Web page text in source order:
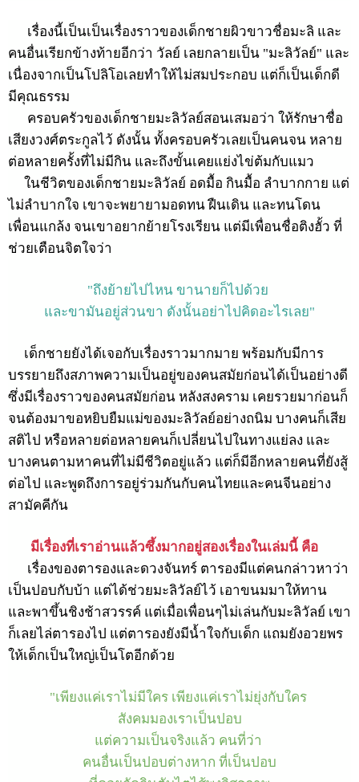
เรื่องนี้เป็นเป็นเรื่องราวของเด็กชายผิวขาวชื่อมะลิ และ
คนอื่นเรียกข้างท้ายอีกว่า วัลย์ เลยกลายเป็น "มะลิวัลย์" และ
เนื่องจากเป็นโปลิโอเลยทำให้ไม่สมประกอบ แต่ก็เป็นเด็กดี
มีคุณธรรม
ครอบครัวของเด็กชายมะลิวัลย์สอนเสมอว่า ให้รักษาชื่อ
เสียงวงศ์ตระกูลไว้ ดังนั้น ทั้งครอบครัวเลยเป็นคนจน หลาย
ต่อหลายครั้งที่ไม่มีกิน และถึงขั้นเคยแย่งไข่ต้มกับแมว
ในชีวิตของเด็กชายมะลิวัลย์ อดมื้อ กินมื้อ ลำบากกาย แต่
ไม่ลำบากใจ เขาจะพยายามอดทน ฝืนเดิน และทนโดน
เพื่อนแกล้ง จนเขาอยากย้ายโรงเรียน แต่มีเพื่อนชื่อติงฮั้ว ที่
ช่วยเตือนจิตใจว่า
"ถึงย้ายไปไหน ขานายก็ไปด้วย
และขามันอยู่ส่วนขา ดังนั้นอย่าไปคิดอะไรเลย"
เด็กชายยังได้เจอกับเรื่องราวมากมาย พร้อมกับมีการ
บรรยายถึงสภาพความเป็นอยู่ของคนสมัยก่อนได้เป็นอย่างดี
ซึ่งมีเรื่องราวของคนสมัยก่อน หลังสงคราม เคยรวยมาก่อนก็
จนต้องมาขอหยิบยืมแม่ของมะลิวัลย์อย่างถนิม บางคนก็เสีย
สติไป หรือหลายต่อหลายคนก็เปลี่ยนไปในทางแย่ลง และ
บางคนตามหาคนที่ไม่มีชีวิตอยู่แล้ว แต่ก็มีอีกหลายคนที่ยังสู้
ต่อไป และพูดถึงการอยู่ร่วมกันกับคนไทยและคนจีนอย่าง
สามัคคีกัน
มีเรื่องที่เราอ่านแล้วซึ้งมากอยู่สองเรื่องในเล่มนี้ คือ
เรื่องของตารองและดวงจันทร์ ตารองมีแต่คนกล่าวหาว่า
เป็นปอบกับบ้า แต่ได้ช่วยมะลิวัลย์ไว้ เอาขนมมาให้ทาน
และพาขึ้นชิงช้าสวรรค์ แต่เมื่อเพื่อนๆไม่เล่นกับมะลิวัลย์ เขา
ก็เลยไล่ตารองไป แต่ตารองยังมีน้ำใจกับเด็ก แถมยังอวยพร
ให้เด็กเป็นใหญ่เป็นโตอีกด้วย
"เพียงแค่เราไม่มีใคร เพียงแค่เราไม่ยุ่งกับใคร
สังคมมองเราเป็นปอบ
แต่ความเป็นจริงแล้ว คนที่ว่า
คนอื่นเป็นปอบต่างหาก ที่เป็นปอบ